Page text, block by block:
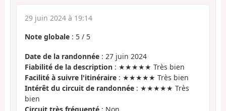
29 juin 2024 à 19:14
Note globale : 5 / 5
Date de la randonnée : 27 juin 2024
Fiabilité de la description : ★★★★★ Très bien
Facilité à suivre l'itinéraire : ★★★★★ Très bien
Intérêt du circuit de randonnée : ★★★★★ Très
bien